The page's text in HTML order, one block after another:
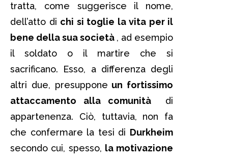
tratta, come suggerisce il nome,
dell’atto di chi si toglie la vita per il
bene della sua società , ad esempio
il soldato o il martire che si
sacrificano. Esso, a differenza degli
altri due, presuppone un fortissimo
attaccamento alla comunità
di
appartenenza. Ciò, tuttavia, non fa
che confermare la tesi di Durkheim
secondo cui, spesso, la motivazione